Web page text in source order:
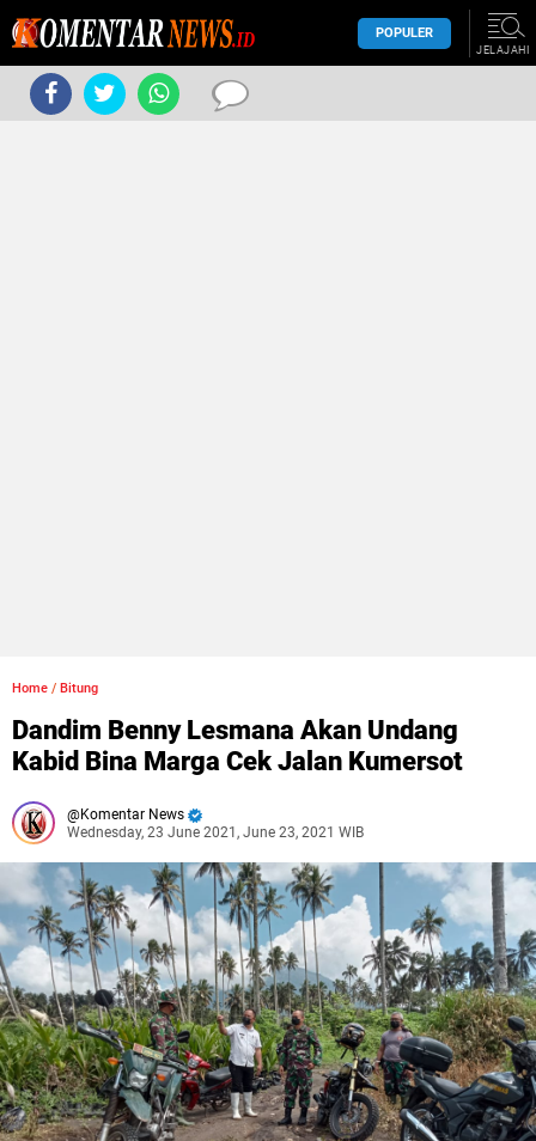
POPULER
JELAJAHI
Home / Bitung
Dandim Benny Lesmana Akan Undang
Kabid Bina Marga Cek Jalan Kumersot
Komentar News
Wednesday, 23 June 2021, June 23, 2021 WIB